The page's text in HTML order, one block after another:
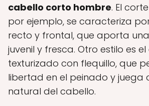
cabello corto hombre. El
por ejemplo, se caracteriza
recto y frontal, que aporta
juvenil y fresca. Otro estilo es
texturizado con flequillo, que
libertad en el peinado y juega
natural del cabello.